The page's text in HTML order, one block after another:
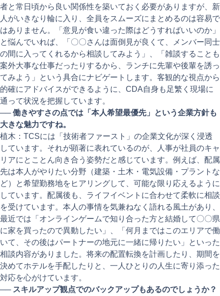
者と常日頃から良い関係性を築いておく必要がありますが、新
人がいきなり輪に入り、全員をスムーズにまとめるのは容易で
はありません。「意見が食い違った際はどうすればいいのか」
と悩んでいれば、「〇〇さんは面倒見が良くて、メンバー同士
の間に入ってくれるから相談してみよう」、「雑談することも
案外大事な仕事だったりするから、ランチに先輩や後輩を誘っ
てみよう」という具合にナビゲートします。客観的な視点から
的確にアドバイスができるように、CDA自身も足繁く現場に
通って状況を把握しています。
──働きやすさの点では「本人希望最優先」という企業方針も
大きな魅力ですね。
植木：TCSには「技術者ファースト」の企業文化が深く浸透
しています。それが顕著に表れているのが、人事が社員のキャ
リアにとことん向き合う姿勢だと感じています。例えば、配属
先は本人がやりたい分野（建築・土木・電気設備・プラントな
ど）と希望勤務地をヒアリングして、可能な限り応えるように
しています。配属後も、ライフイベントに合わせて柔軟に相談
を受けています。本人の事情を気兼ねなく語れる風土があり、
最近では「オンラインゲームで知り合った方と結婚して〇〇県
に家を買ったので異動したい」、「何月まではこのエリアで働
いて、その後はパートナーの地元に一緒に帰りたい」といった
相談内容がありました。将来の配置転換を計画したり、期間を
決めてホテルを手配したりと、一人ひとりの人生に寄り添った
対応を心がけています。
── スキルアップ観点でのバックアップもあるのでしょうか？